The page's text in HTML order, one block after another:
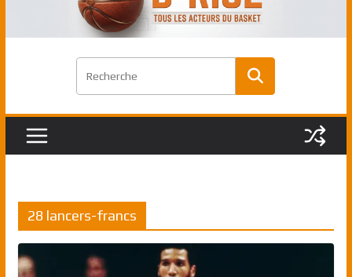
Freek élu MVP
Shai Gilgeous-Alexander : son premier
match à plus de 40 points en NBA, le
Pau Gasol dans l’histoire en 2002 :
premier européen sacré Rookie de
Rudy Gobert, deuxième Français élu
28 lancers-francs